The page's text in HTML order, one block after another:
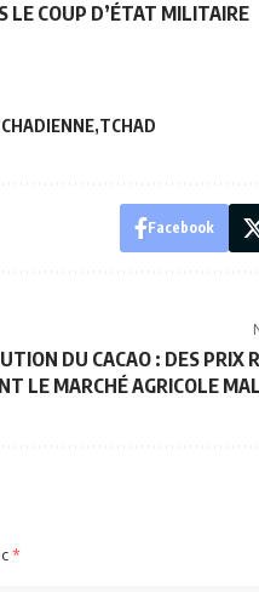
LE COUP D’ÉTAT MILITAIRE
TCHAD
Facebook
DU CACAO : DES PRIX
LE MARCHÉ AGRICOLE
*